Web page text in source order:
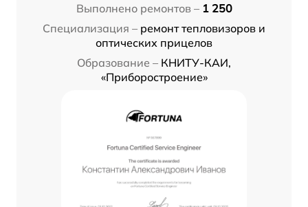
Выполнено ремонтов – 1 250
Специализация – ремонт тепловизоров и
оптических прицелов
Образование – КНИТУ-КАИ,
«Приборостроение»